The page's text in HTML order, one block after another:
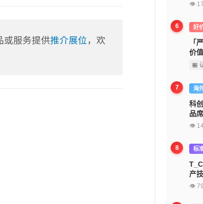
或服务提供推介展位 ，欢
👁
6 好
「
价
🏪
7 海
科
品
👁
8 标
产
👁